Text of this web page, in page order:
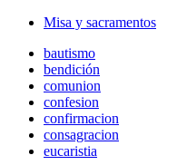
Misa y sacramentos
bautismo
bendición
comunion
confesion
confirmacion
consagracion
eucaristia